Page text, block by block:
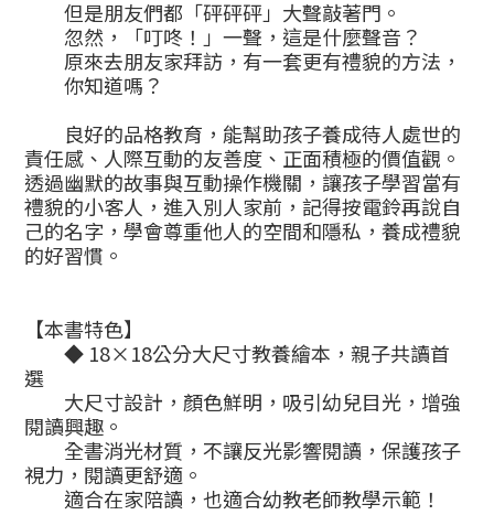
但是朋友們都「砰砰砰」大聲敲著門。
忽然，「叮咚！」一聲，這是什麼聲音？
原來去朋友家拜訪，有一套更有禮貌的方法，
你知道嗎？
良好的品格教育，能幫助孩子養成待人處世的
責任感、人際互動的友善度、正面積極的價值觀。
透過幽默的故事與互動操作機關，讓孩子學習當有
禮貌的小客人，進入別人家前，記得按電鈴再說自
己的名字，學會尊重他人的空間和隱私，養成禮貌
的好習慣。
【本書特色】
◆ 18×18公分大尺寸教養繪本，親子共讀首
選
大尺寸設計，顏色鮮明，吸引幼兒目光，增強
閱讀興趣。
全書消光材質，不讓反光影響閱讀，保護孩子
視力，閱讀更舒適。
適合在家陪讀，也適合幼教老師教學示範！